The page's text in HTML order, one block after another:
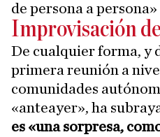
de persona a
Improvisación
De cualquier forma, y
primera reunión a
comunidades
«anteayer», ha
es «una sorpresa,